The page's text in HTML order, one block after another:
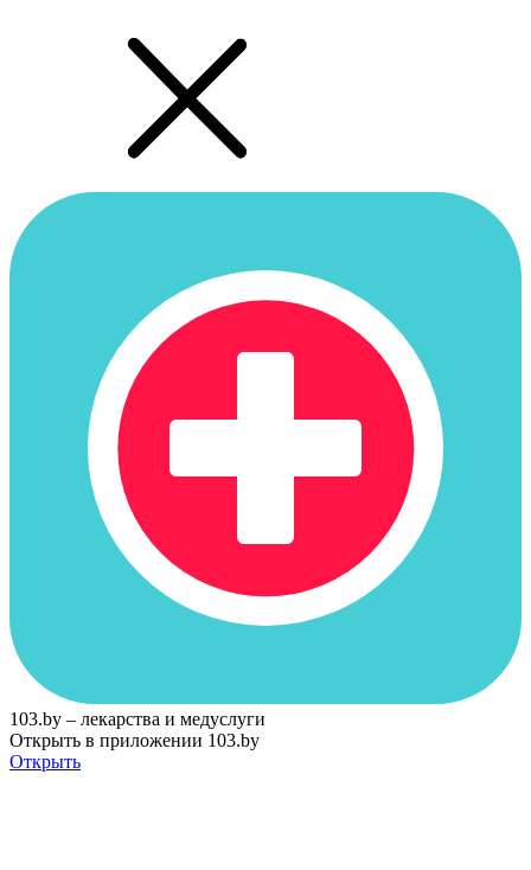
103.by – лекарства и медуслуги
Открыть в приложении 103.by
Открыть